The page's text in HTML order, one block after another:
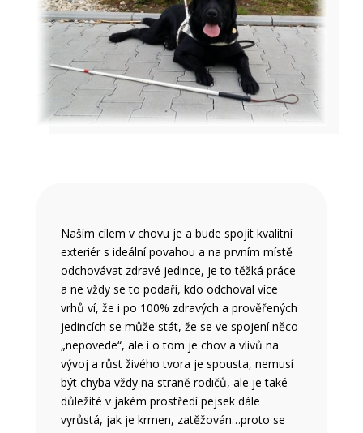
Naším cílem v chovu je a bude spojit kvalitní
exteriér s ideální povahou a na prvním místě
odchovávat zdravé jedince, je to těžká práce
a ne vždy se to podaří, kdo odchoval více
vrhů ví, že i po 100% zdravých a prověřených
jedincích se může stát, že se ve spojení něco
„nepovede“, ale i o tom je chov a vlivů na
vývoj a růst živého tvora je spousta, nemusí
být chyba vždy na straně rodičů, ale je také
důležité v jakém prostředí pejsek dále
vyrůstá, jak je krmen, zatěžován…proto se